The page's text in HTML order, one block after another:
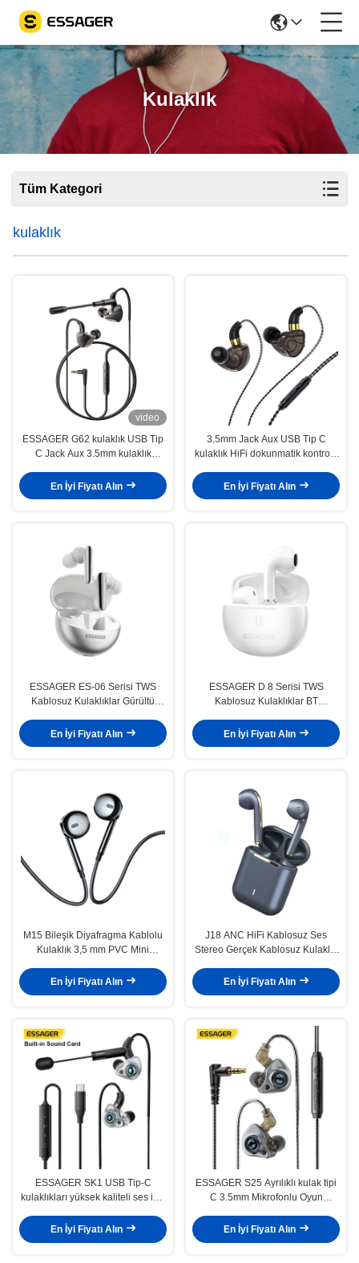
Kulaklık
Tüm Kategori
kulaklık
video
ESSAGER G62 kulaklık USB Tip
C Jack Aux 3.5mm kulaklık
En İyi Fiyatı Alın
3.5mm Jack Aux USB Tip C
kulaklık HiFi dokunmatik kontrolü
En İyi Fiyatı Alın
ESSAGER ES-06 Serisi TWS
Kablosuz Kulaklıklar Gürültü
En İyi Fiyatı Alın
ESSAGER D 8 Serisi TWS
Kablosuz Kulaklıklar BT
En İyi Fiyatı Alın
M15 Bileşik Diyafragma Kablolu
Kulaklık 3,5 mm PVC Mini
En İyi Fiyatı Alın
J18 ANC HiFi Kablosuz Ses
Stereo Gerçek Kablosuz Kulaklık
En İyi Fiyatı Alın
ESSAGER SK1 USB Tip-C
kulaklıkları yüksek kaliteli ses için
Ses Kartı ve Gürültü İptal
En İyi Fiyatı Alın
ESSAGER S25 Ayrılıklı kulak tipi
C 3.5mm Mikrofonlu Oyun
En İyi Fiyatı Alın